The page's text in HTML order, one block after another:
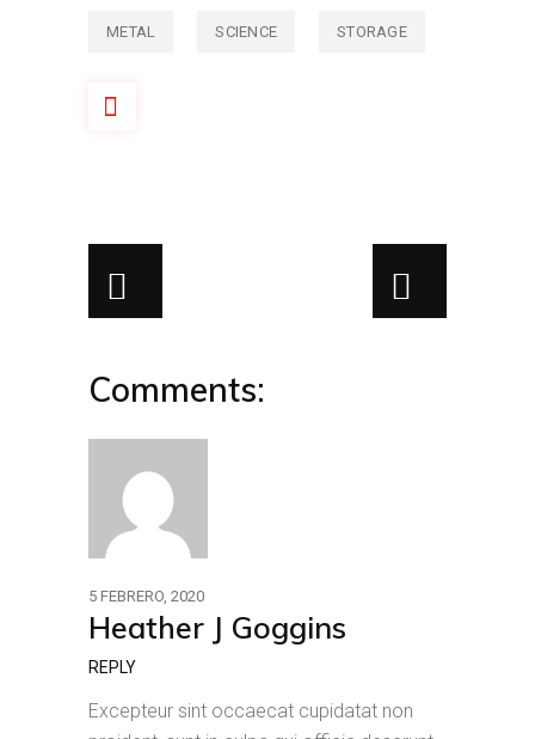
METAL SCIENCE STORAGE
Comments:
5 FEBRERO, 2020
Heather J Goggins
REPLY
Excepteur sint occaecat cupidatat non